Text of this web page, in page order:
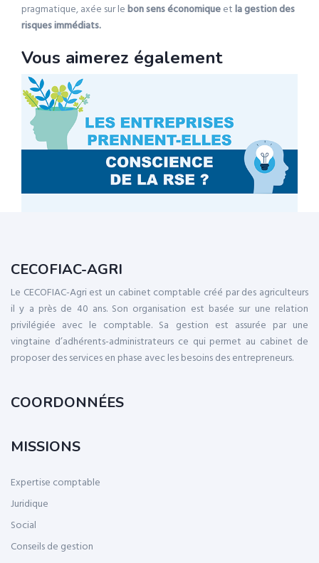
pragmatique, axée sur lebon sens économiqueetla gestion des
risques immédiats.
Vous aimerez également
CECOFIAC-AGRI
Le CECOFIAC-Agri est un cabinet comptable créé par des agriculteurs
il y a près de 40 ans. Son organisation est basée sur une relation
privilégiée avec le comptable. Sa gestion est assurée par une
vingtaine d’adhérents-administrateurs ce qui permet au cabinet de
proposer des services en phase avec les besoins des entrepreneurs.
COORDONNÉES
MISSIONS
Expertise comptable
Juridique
Social
Conseils de gestion